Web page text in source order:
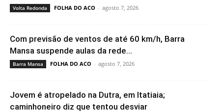
Volta Redonda FOLHA DO ACO - agosto 7, 2026
Com previsão de ventos de até 60 km/h, Barra
Mansa suspende aulas da rede...
Barra Mansa FOLHA DO ACO - agosto 7, 2026
Jovem é atropelado na Dutra, em Itatiaia;
caminhoneiro diz que tentou desviar